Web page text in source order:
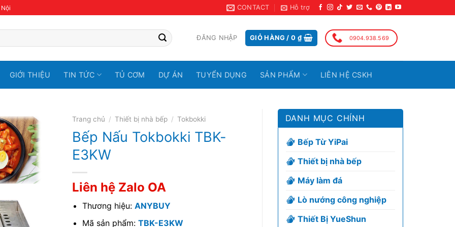
CONTACT Hỗ trợ
ĐĂNG NHẬP GIỎ HÀNG /0 ₫ 0904.938.569
GIỚI THIỆU TIN TỨC TỦ CƠM DỰ ÁN TUYỂN DỤNG SẢN PHẨM LIÊN HỆ CSKH
Trang chủ / Thiết bị nhà bếp / Tokbokki
Bếp Nấu Tokbokki TBK-
E3KW
Liên hệ Zalo OA
Thương hiệu:ANYBUY
Mã sản phẩm:TBK-E3KW
DANH MỤC CHÍNH
Bếp Từ YiPai
Thiết bị nhà bếp
Máy làm đá
Lò nướng công nghiệp
Thiết Bị YueShun